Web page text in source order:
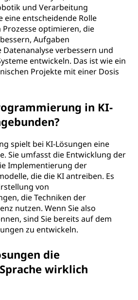
und Verarbeitung
eine entscheidende Rolle
Prozesse optimieren, die
Aufgaben
verbessern und
entwickeln. Das ist wie ein
Projekte mit einer Dosis
in KI-
spielt bei KI-Lösungen eine
Sie umfasst die Entwicklung der
Implementierung der
die die KI antreiben. Es
von
die Techniken der
nutzen. Wenn Sie also
sind Sie bereits auf dem
zu entwickeln.
die
wirklich